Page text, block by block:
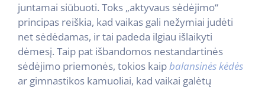
juntamai siūbuoti. Toks „aktyvaus sėdėjimo“
principas reiškia, kad vaikas gali nežymiai judėti
net sėdėdamas, ir tai padeda ilgiau išlaikyti
dėmesį. Taip pat išbandomos nestandartinės
sėdėjimo priemonės, tokios kaipbalansinės kėdės
ar gimnastikos kamuoliai, kad vaikai galėtų